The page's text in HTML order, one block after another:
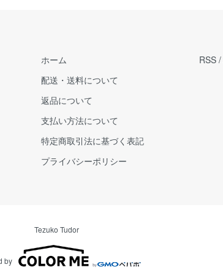
ホーム
配送・送料について
返品について
支払い方法について
特定商取引法に基づく表記
プライバシーポリシー
RSS /
Tezuko Tudor
by